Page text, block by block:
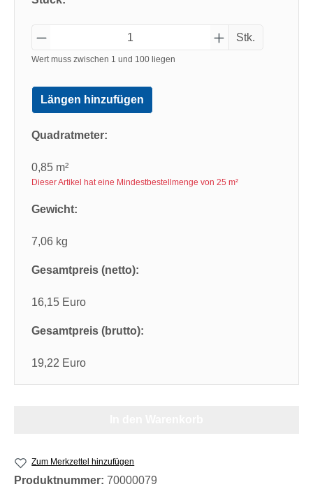
Stk.
Wert muss zwischen 1 und 100 liegen
Längen hinzufügen
Quadratmeter:
0,85 m²
Dieser Artikel hat eine Mindestbestellmenge von 25 m²
Gewicht:
7,06 kg
Gesamtpreis (netto):
16,15 Euro
Gesamtpreis (brutto):
19,22 Euro
Zum Merkzettel hinzufügen
Produktnummer: 70000079